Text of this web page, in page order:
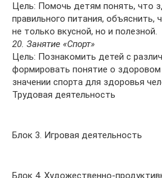
Цель: Помочь детям понять, что
правильного питания,
не только вкусной, но и полезной.
20. Занятие «Спорт»
Цель: Познакомить детей с
формировать понятие о
значении спорта для здоровья
Трудовая деятельность
Блок 3. Игровая деятельность
Блок 4. Художественно-